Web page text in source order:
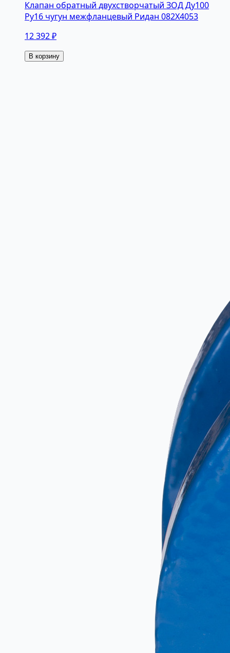
Клапан обратный двухстворчатый ЗОД Ду100
Ру16 чугун межфланцевый Ридан 082X4053
12 392 ₽
В корзину